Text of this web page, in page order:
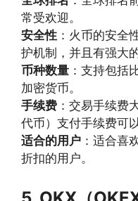
常受欢迎。
安全性 ：火币的安全
护机制，并且有强大
币种数量 ：支持包括
加密货币。
手续费 ：交易手续费
代币）支付手续费可
适合的用户 ：适合喜
折扣的用户。